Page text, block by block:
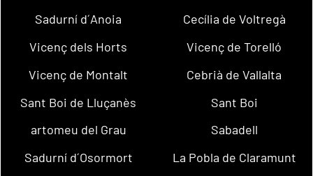
Sadurní d´Anoia
Cecília de Voltregà
Vicenç dels Horts
Vicenç de Torelló
Vicenç de Montalt
Cebrià de Vallalta
Sant Boi de Lluçanès
Sant Boi
artomeu del Grau
Sabadell
Sadurní d´Osormort
La Pobla de Claramunt